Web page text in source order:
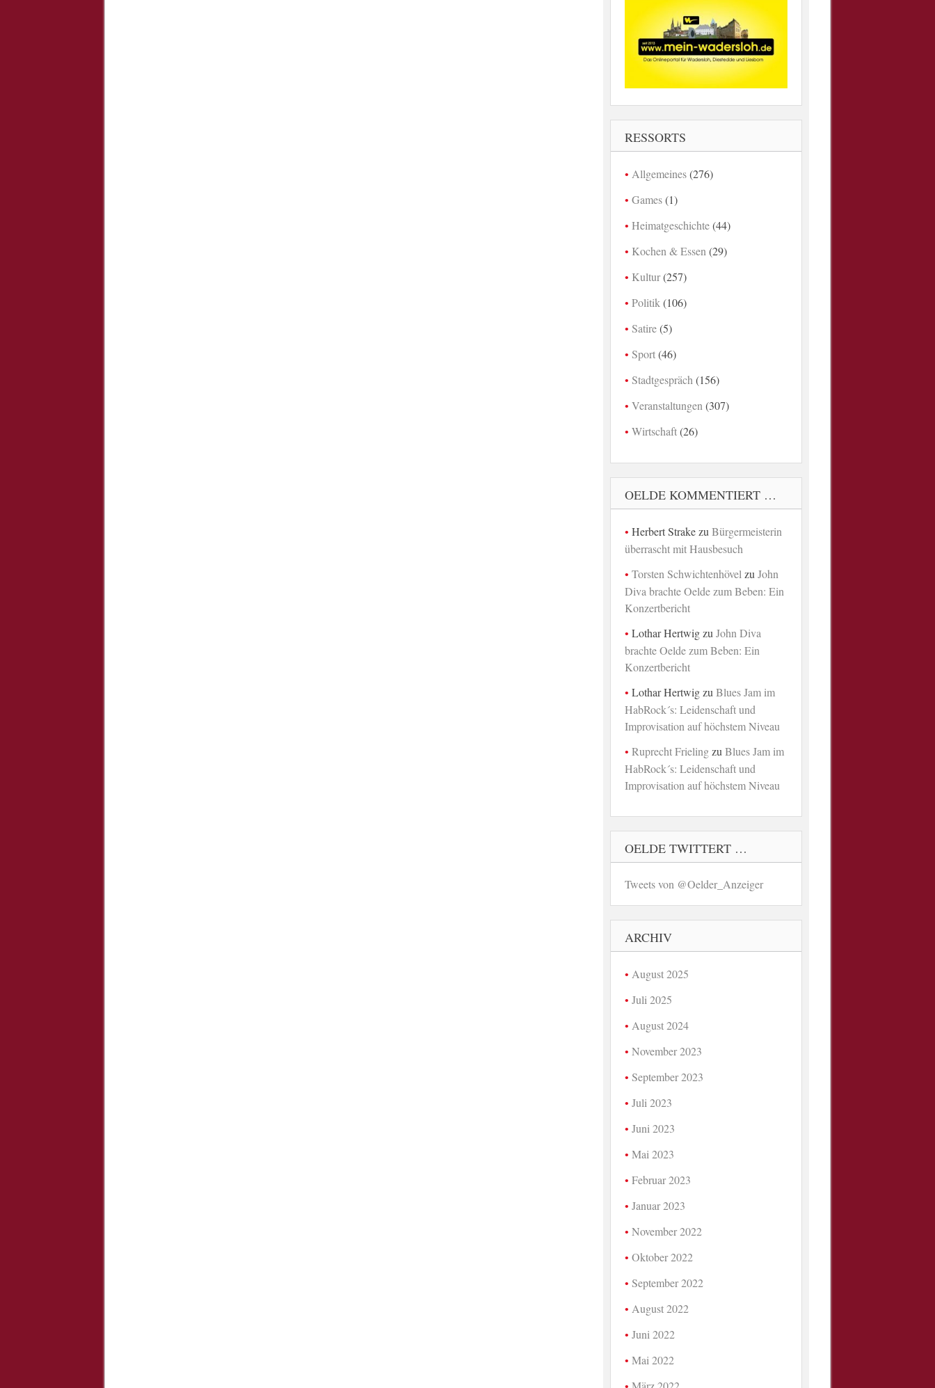
RESSORTS
Allgemeines(276)
Games(1)
Heimatgeschichte(44)
Kochen & Essen (29)
Kultur(257)
Politik (106)
Satire(5)
Sport(46)
Stadtgespräch (156)
Veranstaltungen (307)
Wirtschaft(26)
OELDE KOMMENTIERT …
Herbert Strakezu Bürgermeisterin
überrascht mit Hausbesuch
Torsten Schwichtenhövel zu John
Diva brachte Oelde zum Beben: Ein
Konzertbericht
Lothar Hertwigzu John Diva
brachte Oelde zum Beben: Ein
Konzertbericht
Lothar Hertwigzu Blues Jam im
HabRock´s: Leidenschaft und
Improvisation auf höchstem Niveau
Ruprecht Frielingzu Blues Jam im
HabRock´s: Leidenschaft und
Improvisation auf höchstem Niveau
OELDE TWITTERT …
Tweets von @Oelder_Anzeiger
ARCHIV
August 2025
Juli 2025
August 2024
November 2023
September 2023
Juli 2023
Juni 2023
Mai 2023
Februar 2023
Januar 2023
November 2022
Oktober 2022
September 2022
August 2022
Juni 2022
Mai 2022